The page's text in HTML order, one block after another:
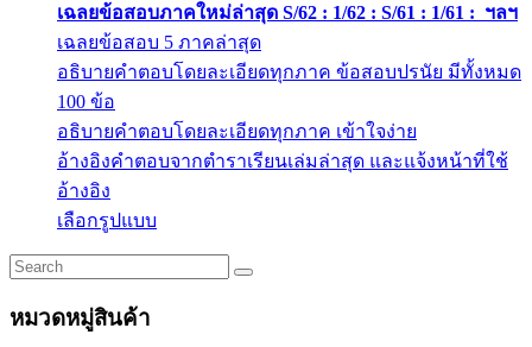
เฉลยข้อสอบภาคใหม่ล่าสุด S/62 : 1/62 : S/61 : 1/61 : ฯลฯ
เฉลยข้อสอบ 5 ภาคล่าสุด
อธิบายคำตอบโดยละเอียดทุกภาค ข้อสอบปรนัย มีทั้งหมด
100 ข้อ
อธิบายคำตอบโดยละเอียดทุกภาค เข้าใจง่าย
อ้างอิงคำตอบจากตำราเรียนเล่มล่าสุด และแจ้งหน้าที่ใช้
อ้างอิง
เลือกรูปแบบ
product
has
multiple
หมวดหมู่สินค้า